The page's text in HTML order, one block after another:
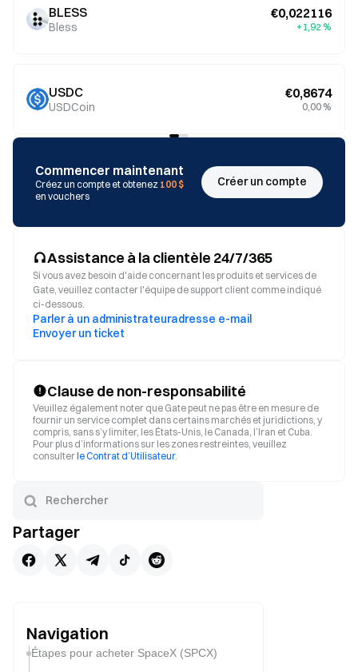
BLESS
Bless
€0,022116
+1,92 %
USDC
USDCoin
€0,8674
0,00 %
Commencer maintenant
Créez un compte et obtenez 100 $
en vouchers
Créer un compte
Assistance à la clientèle 24/7/365
Si vous avez besoin d'aide concernant les produits et services de
Gate, veuillez contacter l'équipe de support client comme indiqué
ci-dessous.
Parler à un administrateuradresse e-mail
Envoyer un ticket
Clause de non-responsabilité
Veuillez également noter que Gate peut ne pas être en mesure de
fournir un service complet dans certains marchés et juridictions, y
compris, sans s’y limiter, les États-Unis, le Canada, l’Iran et Cuba.
Pour plus d’informations sur les zones restreintes, veuillez
consulterle Contrat d’Utilisateur.
Partager
Navigation
Étapes pour acheter SpaceX (SPCX)